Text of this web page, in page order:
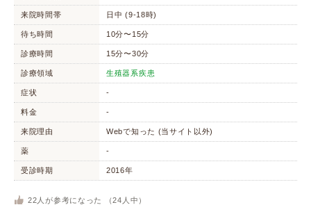
来院時間帯 日中 (9-18時)
待ち時間 10分〜15分
診療時間 15分〜30分
診療領域 生殖器系疾患
症状 -
料金 -
来院理由 Webで知った (当サイト以外)
薬 -
受診時期 2016年
22 人が参考になった （24 人中）